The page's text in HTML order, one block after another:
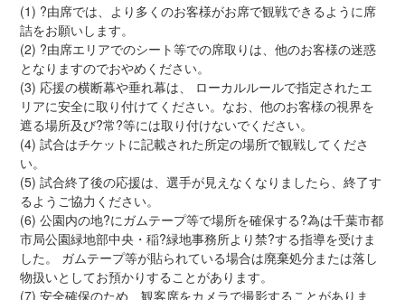
(1) ?由席では、より多くのお客様がお席で観戦できるように席
詰をお願いします。
(2) ?由席エリアでのシート等での席取りは、他のお客様の迷惑
となりますのでおやめください。
(3) 応援の横断幕や垂れ幕は、 ローカルルールで指定されたエ
リアに安全に取り付けてください。なお、他のお客様の視界を
遮る場所及び?常?等には取り付けないでください。
(4) 試合はチケットに記載された所定の場所で観戦してくださ
い。
(5) 試合終了後の応援は、選手が見えなくなりましたら、終了す
るようご協力ください。
(6) 公園内の地?にガムテープ等で場所を確保する?為は千葉市都
市局公園緑地部中央・稲?緑地事務所より禁?する指導を受けま
した。 ガムテープ等が貼られている場合は廃棄処分または落し
物扱いとしてお預かりすることがあります。
(7) 安全確保のため、観客席をカメラで撮影することがありま